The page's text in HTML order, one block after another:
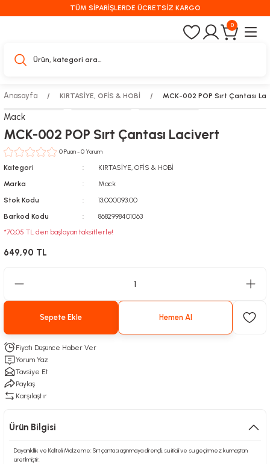
TÜM SİPARİŞLERDE ÜCRETSİZ KARGO
0
Anasayfa KIRTASİYE, OFİS & HOBİ MCK-002 POP Sırt Çantası
Mack
MCK-002 POP Sırt Çantası Lacivert
0 Puan - 0 Yorum
Kategori
KIRTASİYE, OFİS & HOBİ
Marka
Mack
Stok Kodu
13.000093.00
Barkod Kodu
8682998401063
*70,05 TL den başlayan taksitlerle!
649,90 TL
Sepete Ekle Hemen Al
Fiyatı Düşünce Haber Ver
Yorum Yaz
Tavsiye Et
Paylaş
Karşılaştır
Ürün Bilgisi
Dayanıklılık ve Kaliteli Malzeme: Sırt çantası aşınmaya dirençli, su iticili ve su geçirmez kumaştan
üretilmiştir.